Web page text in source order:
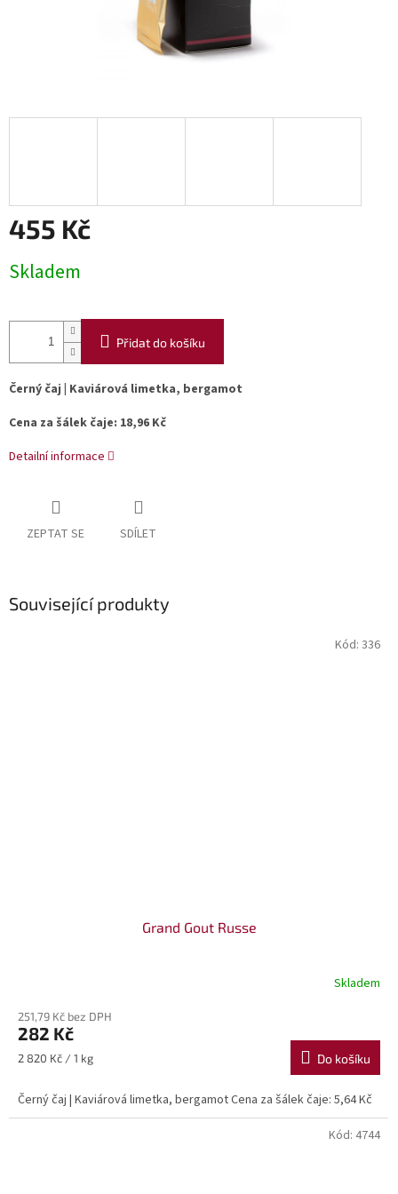
455 Kč
cena:
Skladem
Přidat do košíku
Černý čaj | Kaviárová limetka, bergamot
Cena za šálek čaje: 18,96 Kč
Detailní informace
ZEPTAT SE SDÍLET
Související produkty
Grand Gout Russe
Skladem
251,79 Kč bez DPH
282 Kč
Měrná
2 820 Kč / 1 kg Do košíku
Černý čaj | Kaviárová limetka, bergamot Cena za šálek čaje: 5,64 Kč
Kód: 336
Kód: 4744